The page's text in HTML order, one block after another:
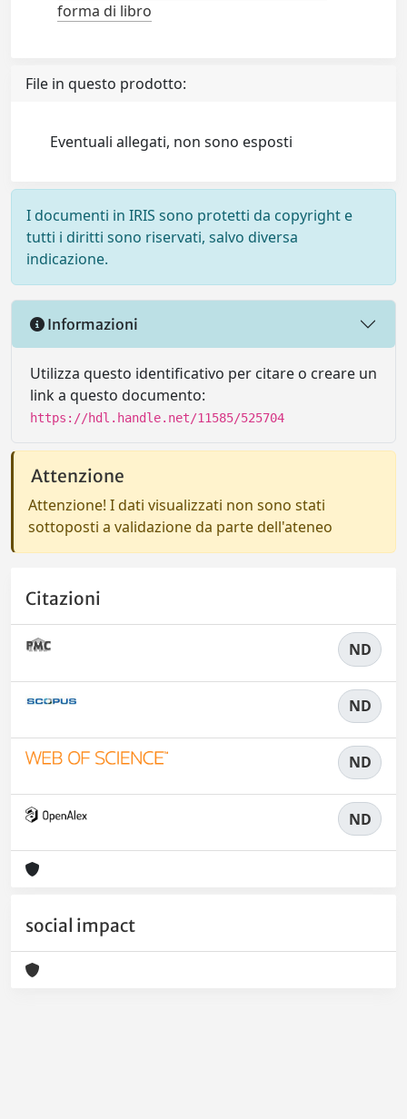
forma di libro
File in questo prodotto:
Eventuali allegati, non sono esposti
I documenti in IRIS sono protetti da copyright e
tutti i diritti sono riservati, salvo diversa
indicazione.
Informazioni
Utilizza questo identificativo per citare o creare un
link a questo documento:
https://hdl.handle.net/11585/525704
Attenzione
Attenzione! I dati visualizzati non sono stati
sottoposti a validazione da parte dell'ateneo
Citazioni
ND
ND
ND
ND
social impact